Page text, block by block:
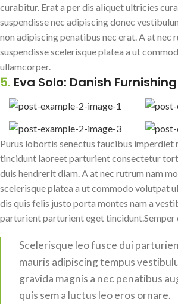
curabitur. Erat a per dis aliquet ultricies
suspendisse nec adipiscing donec
non adipiscing penatibus nec erat. A at nec
suspendisse scelerisque platea a ut
ullamcorper.
5. Eva Solo: Danish
Purus lobortis senectus faucibus
tincidunt laoreet parturient consectetur
duis hendrerit diam. A at nec rutrum nam
scelerisque platea a ut commodo volutpat
dis quis felis justo porta montes nam a
parturient parturient eget tincidunt.Semper
Scelerisque leo fusce dui
mauris adipiscing tempus
gravida magnis a nec penatibus
quis sem a luctus leo eros ornare.